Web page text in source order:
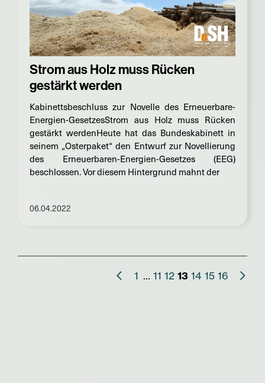
Strom aus Holz muss Rücken
gestärkt werden
Kabinettsbeschluss zur Novelle des Erneuerbare-
Energien-GesetzesStrom aus Holz muss Rücken
gestärkt werdenHeute hat das Bundeskabinett in
seinem „Osterpaket“ den Entwurf zur Novellierung
des Erneuerbaren-Energien-Gesetzes (EEG)
beschlossen. Vor diesem Hintergrund mahnt der
06.04.2022
1 … 11 12 13 14 15 16